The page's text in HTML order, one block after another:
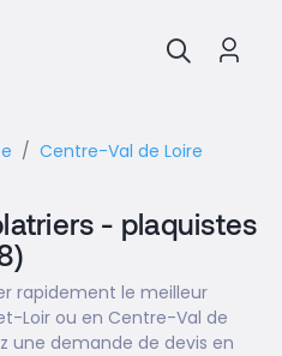
Centre-Val de Loire
- plaquistes
rapidement le meilleur
Loir ou en Centre-Val de
une demande de devis en